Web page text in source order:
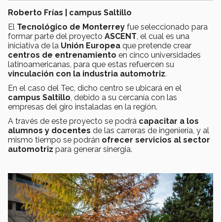
Roberto Frías | campus Saltillo
El Tecnológico de Monterrey fue seleccionado para
formar parte del proyecto ASCENT , el cual es una
iniciativa de la Unión Europea que pretende crear
centros de entrenamiento en cinco universidades
latinoamericanas, para que estas refuercen su
vinculación con la industria automotriz.
En el caso del Tec, dicho centro se ubicará en el
campus Saltillo , debido a su cercanía con las
empresas del giro instaladas en la región.
A través de este proyecto se podrá capacitar a los
alumnos y docentes de las carreras de ingeniería, y al
mismo tiempo se podrán ofrecer servicios al sector
automotriz para generar sinergia.